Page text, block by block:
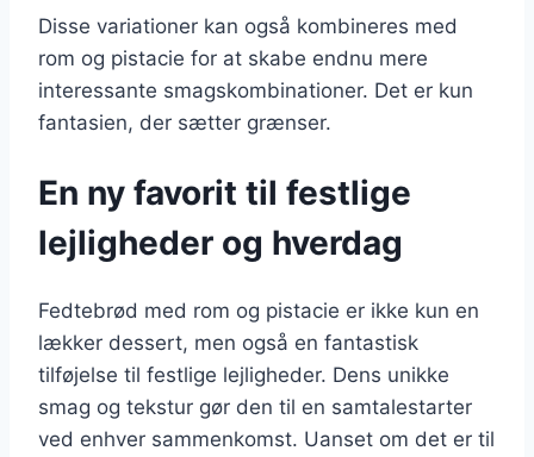
Disse variationer kan også kombineres med
rom og pistacie for at skabe endnu mere
interessante smagskombinationer. Det er kun
fantasien, der sætter grænser.
En ny favorit til festlige
lejligheder og hverdag
Fedtebrød med rom og pistacie er ikke kun en
lækker dessert, men også en fantastisk
tilføjelse til festlige lejligheder. Dens unikke
smag og tekstur gør den til en samtalestarter
ved enhver sammenkomst. Uanset om det er til